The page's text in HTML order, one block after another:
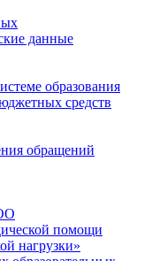
данные
образования
средств
обращений
помощи
нагрузки»